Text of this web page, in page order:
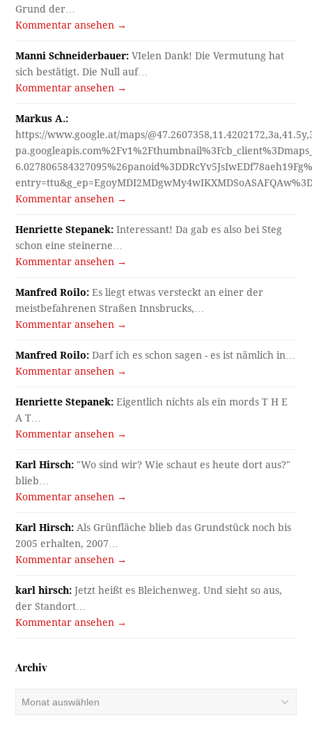
Grund der…
Kommentar ansehen →
Manni Schneiderbauer: VIelen Dank! Die Vermutung hat
sich bestätigt. Die Null auf…
Kommentar ansehen →
Markus A.:
https://www.google.at/maps/
Kommentar ansehen →
Henriette Stepanek: Interessant! Da gab es also bei Steg
schon eine steinerne…
Kommentar ansehen →
Manfred Roilo: Es liegt etwas versteckt an einer der
meistbefahrenen Straßen Innsbrucks,…
Kommentar ansehen →
Manfred Roilo: Darf ich es schon sagen - es ist nämlich in…
Kommentar ansehen →
Henriette Stepanek: Eigentlich nichts als ein mords T H E
A T…
Kommentar ansehen →
Karl Hirsch: "Wo sind wir? Wie schaut es heute dort aus?"
blieb…
Kommentar ansehen →
Karl Hirsch: Als Grünfläche blieb das Grundstück noch bis
2005 erhalten, 2007…
Kommentar ansehen →
karl hirsch: Jetzt heißt es Bleichenweg. Und sieht so aus,
der Standort…
Kommentar ansehen →
Archiv
Archiv